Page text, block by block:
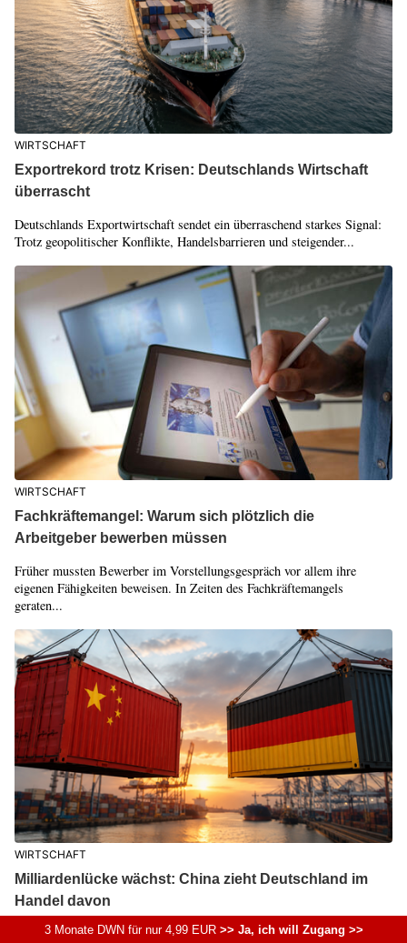
WIRTSCHAFT
Exportrekord trotz Krisen: Deutschlands Wirtschaft
überrascht
Deutschlands Exportwirtschaft sendet ein überraschend starkes Signal:
Trotz geopolitischer Konflikte, Handelsbarrieren und steigender...
WIRTSCHAFT
Fachkräftemangel: Warum sich plötzlich die
Arbeitgeber bewerben müssen
Früher mussten Bewerber im Vorstellungsgespräch vor allem ihre
eigenen Fähigkeiten beweisen. In Zeiten des Fachkräftemangels
geraten...
WIRTSCHAFT
Milliardenlücke wächst: China zieht Deutschland im
Handel davon
China baut seine Position im Handel mit Deutschland weiter aus. Die
3 Monate DWN für nur 4,99 EUR>> Ja, ich will Zugang >>